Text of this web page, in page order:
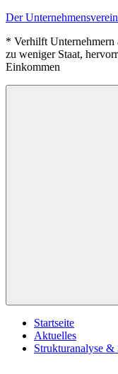
Zum
springen
Der
* Verhilft Unternehmern
zu weniger Staat,
Einkommen
Startseite
Aktuelles
Strukturanalyse &